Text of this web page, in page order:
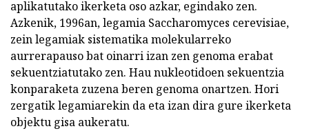
aplikatutako ikerketa oso azkar, egindako zen.
Azkenik, 1996an, legamia Saccharomyces cerevisiae,
zein legamiak sistematika molekularreko
aurrerapauso bat oinarri izan zen genoma erabat
sekuentziatutako zen. Hau nukleotidoen sekuentzia
konparaketa zuzena beren genoma onartzen. Hori
zergatik legamiarekin da eta izan dira gure ikerketa
objektu gisa aukeratu.